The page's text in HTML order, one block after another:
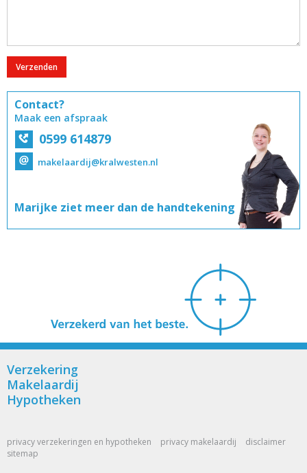
Verzenden
Contact?
Maak een afspraak
0599 614879
makelaardij@kralwesten.nl
Marijke ziet meer dan de handtekening
Verzekering
Makelaardij
Hypotheken
privacy verzekeringen en hypotheken privacy makelaardij
disclaimer
sitemap